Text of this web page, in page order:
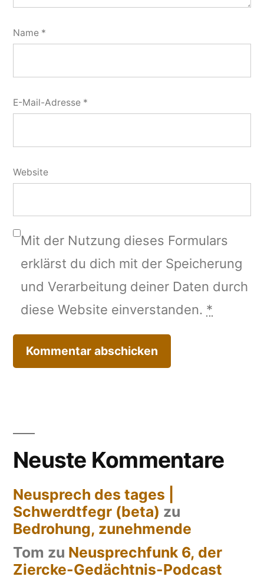
Name *
E-Mail-Adresse *
Website
Mit der Nutzung dieses Formulars
erklärst du dich mit der Speicherung
und Verarbeitung deiner Daten durch
diese Website einverstanden. *
Neuste Kommentare
Neusprech des tages |
Schwerdtfegr (beta) zu
Bedrohung, zunehmende
Tom zu Neusprechfunk 6, der
Ziercke-Gedächtnis-Podcast